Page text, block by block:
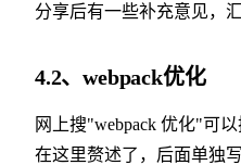
分享后有一些补充意见，
4.2、webpack优化
网上搜"webpack 优化"可
在这里赘述了，后面单独